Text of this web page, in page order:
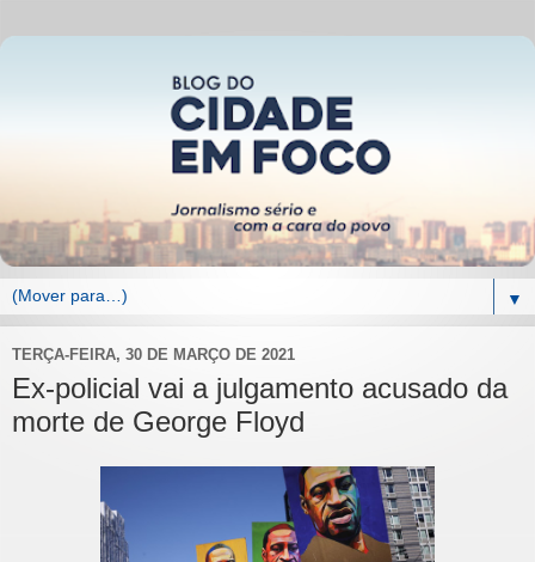
▼
TERÇA-FEIRA, 30 DE MARÇO DE 2021
Ex-policial vai a julgamento acusado da
morte de George Floyd